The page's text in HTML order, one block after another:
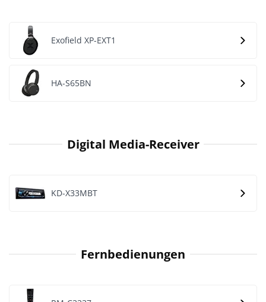
Exofield XP-EXT1
HA-S65BN
Digital Media-Receiver
KD-X33MBT
Fernbedienungen